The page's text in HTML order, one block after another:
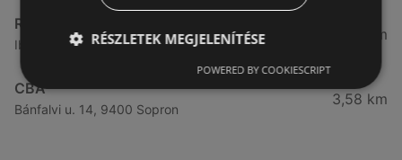
Reál
Ibolya út 15., 9400 Sopron
3,41 km
CBA
Bánfalvi u. 14, 9400 Sopron
3,58 km
RÉSZLETEK MEGJELENÍTÉSE
POWERED BY COOKIESCRIPT